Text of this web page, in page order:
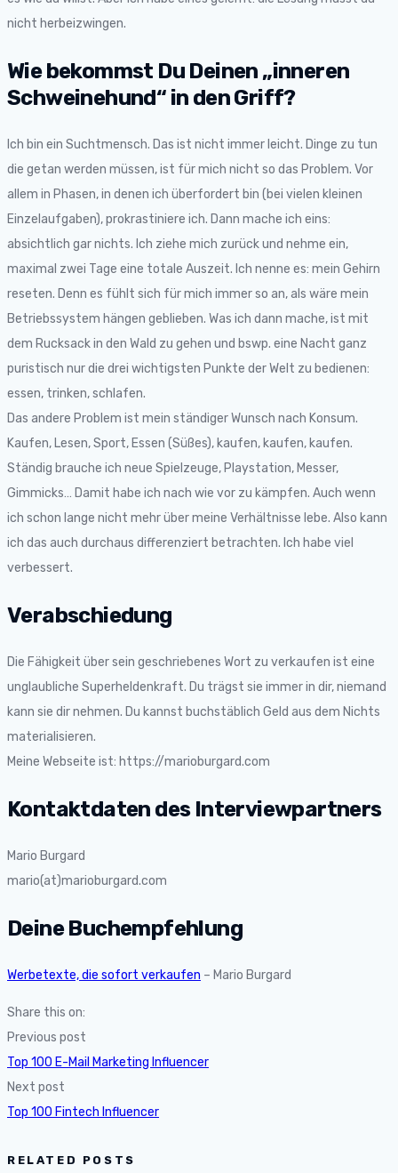
nicht herbeizwingen.
Wie bekommst Du Deinen „inneren
Schweinehund“ in den Griff?
Ich bin ein Suchtmensch. Das ist nicht immer leicht. Dinge zu tun
die getan werden müssen, ist für mich nicht so das Problem. Vor
allem in Phasen, in denen ich überfordert bin (bei vielen kleinen
Einzelaufgaben), prokrastiniere ich. Dann mache ich eins:
absichtlich gar nichts. Ich ziehe mich zurück und nehme ein,
maximal zwei Tage eine totale Auszeit. Ich nenne es: mein Gehirn
reseten. Denn es fühlt sich für mich immer so an, als wäre mein
Betriebssystem hängen geblieben. Was ich dann mache, ist mit
dem Rucksack in den Wald zu gehen und bswp. eine Nacht ganz
puristisch nur die drei wichtigsten Punkte der Welt zu bedienen:
essen, trinken, schlafen.
Das andere Problem ist mein ständiger Wunsch nach Konsum.
Kaufen, Lesen, Sport, Essen (Süßes), kaufen, kaufen, kaufen.
Ständig brauche ich neue Spielzeuge, Playstation, Messer,
Gimmicks… Damit habe ich nach wie vor zu kämpfen. Auch wenn
ich schon lange nicht mehr über meine Verhältnisse lebe. Also kann
ich das auch durchaus differenziert betrachten. Ich habe viel
verbessert.
Verabschiedung
Die Fähigkeit über sein geschriebenes Wort zu verkaufen ist eine
unglaubliche Superheldenkraft. Du trägst sie immer in dir, niemand
kann sie dir nehmen. Du kannst buchstäblich Geld aus dem Nichts
materialisieren.
Meine Webseite ist: https://marioburgard.com
Kontaktdaten des Interviewpartners
Mario Burgard
mario(at)marioburgard.com
Deine Buchempfehlung
Werbetexte, die sofort verkaufen – Mario Burgard
Share this on:
Previous post
Top 100 E-Mail Marketing Influencer
Next post
Top 100 Fintech Influencer
RELATED POSTS